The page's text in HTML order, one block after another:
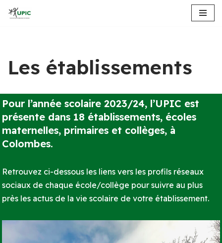
Les établissements
Pour l’année scolaire 2023/24, l’UPIC est
présente dans 18 établissements, écoles
maternelles, primaires et collèges, à
Colombes.
Retrouvez ci-dessous les liens vers les profils réseaux
sociaux de chaque école/collège pour suivre au plus
près les actus de la vie scolaire de votre établissement.